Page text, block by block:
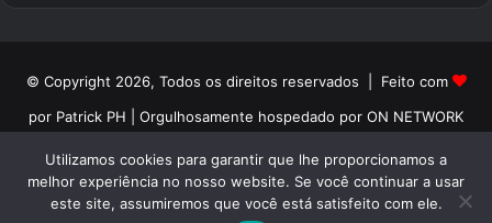
© Copyright 2026, Todos os direitos reservados | Feito com
por Patrick PH | Orgulhosamente hospedado por ON NETWORK
Início
Sobre Termos de Uso
Politica de Privacidade
Contato
Utilizamos cookies para garantir que lhe proporcionamos a
melhor experiência no nosso website. Se você continuar a usar
este site, assumiremos que você está satisfeito com ele.